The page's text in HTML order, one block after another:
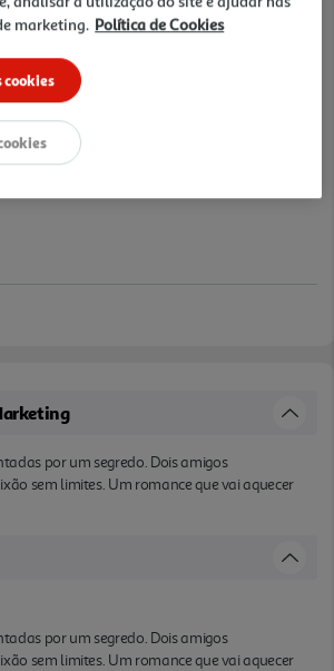
por um segredo. Dois amigos
sem limites. Um romance que vai aquecer
por um segredo. Dois amigos
sem limites. Um romance que vai aquecer
marketing. Política de Cookies
cookies